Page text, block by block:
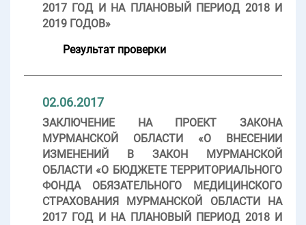
2017 ГОД И НА ПЛАНОВЫЙ ПЕРИОД 2018 И
2019 ГОДОВ»
Результат проверки
02.06.2017
ЗАКЛЮЧЕНИЕ НА ПРОЕКТ ЗАКОНА
МУРМАНСКОЙ ОБЛАСТИ «О ВНЕСЕНИИ
ИЗМЕНЕНИЙ В ЗАКОН МУРМАНСКОЙ
ОБЛАСТИ «О БЮДЖЕТЕ ТЕРРИТОРИАЛЬНОГО
ФОНДА ОБЯЗАТЕЛЬНОГО МЕДИЦИНСКОГО
СТРАХОВАНИЯ МУРМАНСКОЙ ОБЛАСТИ НА
2017 ГОД И НА ПЛАНОВЫЙ ПЕРИОД 2018 И